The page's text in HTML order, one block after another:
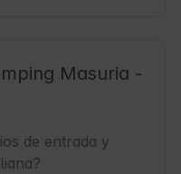
Masuria -
de entrada y